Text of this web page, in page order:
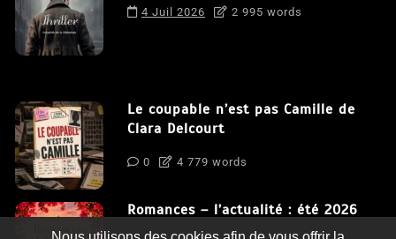
4 Juil 2026 2 995 words
Le coupable n’est pas Camille de
Clara Delcourt
0 4 779 words
Romances – l’actualité : été 2026